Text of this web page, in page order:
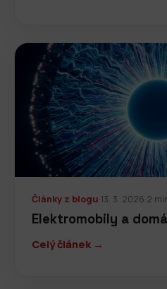
Články z blogu·13. 3. 2026·2
Elektromobily a
Celý článek →